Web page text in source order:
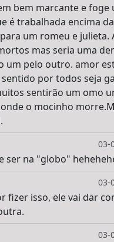
bem marcante e foge
é trabalhada encima
um romeu e julieta.
mas seria uma
um pelo outro. amor
por todos seja
sentirão um omo
o mocinho
03-
ser na "globo"
03-
fizer isso, ele vai dar
03-